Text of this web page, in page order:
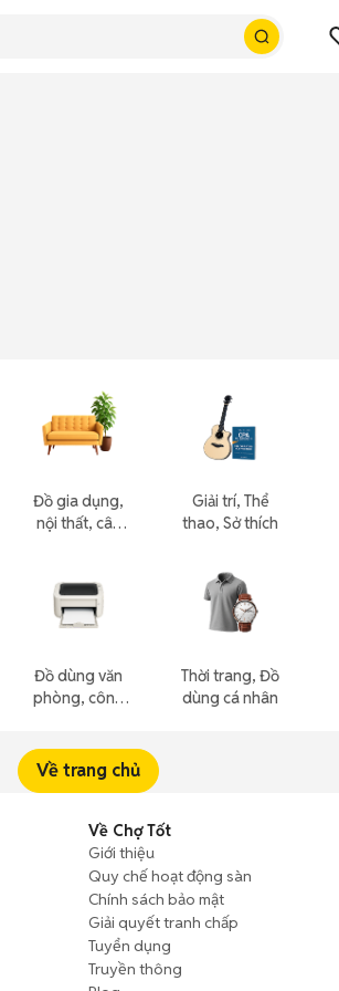
Đồ gia dụng,
nội thất, cây
Đồ dùng văn
phòng, công
Giải trí, Thể
thao, Sở thích
Thời trang, Đồ
dùng cá nhân
Về trang chủ
Về Chợ Tốt
Giới thiệu
Quy chế hoạt động sàn
Chính sách bảo mật
Giải quyết tranh chấp
Tuyển dụng
Truyền thông